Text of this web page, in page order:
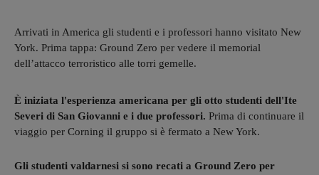
Arrivati in America gli studenti e i professori hanno visitato New
York. Prima tappa: Ground Zero per vedere il memorial
dell’attacco terroristico alle torri gemelle.
È iniziata l'esperienza americana per gli otto studenti dell'Ite
Severi di San Giovanni e i due professori. Prima di continuare il
viaggio per Corning il gruppo si è fermato a New York.
Gli studenti valdarnesi si sono recati a Ground Zero per